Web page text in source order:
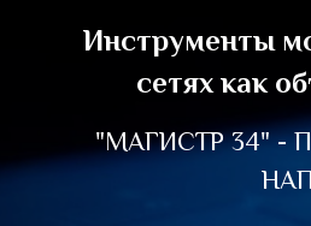
Инструменты
сетях как
"МАГИСТР 34" -